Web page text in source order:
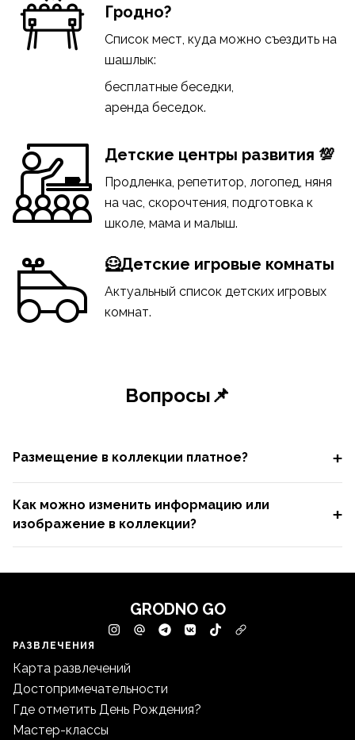
Гродно?
Список мест, куда можно съездить на
шашлык:
бесплатные беседки
аренда беседок.
Детские центры развития 💯
Продленка, репетитор, логопед, няня
на час, скорочтения, подготовка к
школе, мама и малыш.
🦸Детские игровые комнаты
Актуальный список детских игровых
комнат.
Вопросы📌
Размещение в коллекции платное?
Как можно изменить информацию или
изображение в коллекции?
GRODNO GO
РАЗВЛЕЧЕНИЯ
Карта развлечений
Достопримечательности
Где отметить День Рождения?
Мастер-классы